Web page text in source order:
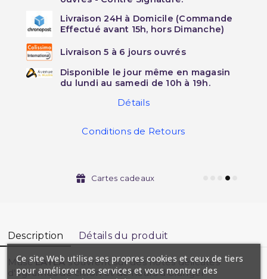
Livraison 24H à Domicile (Commande
Effectué avant 15h, hors Dimanche)
Livraison 5 à 6 jours ouvrés
Disponible le jour même en magasin
du lundi au samedi de 10h à 19h.
Détails
Conditions de Retours
Cartes cadeaux
Description Détails du produit
MuscLAYLA s'ouvrent sur des notes délicates
d'agrumes de citron et de fleurs d'oranger
Ce site Web utilise ses propres cookies et ceux de tiers
pour améliorer nos services et vous montrer des